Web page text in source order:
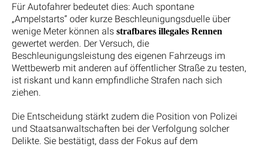
Für Autofahrer bedeutet dies: Auch spontane
„Ampelstarts“ oder kurze Beschleunigungsduelle über
wenige Meter können als strafbares illegales Rennen
gewertet werden. Der Versuch, die
Beschleunigungsleistung des eigenen Fahrzeugs im
Wettbewerb mit anderen auf öffentlicher Straße zu testen,
ist riskant und kann empfindliche Strafen nach sich
ziehen.
Die Entscheidung stärkt zudem die Position von Polizei
und Staatsanwaltschaften bei der Verfolgung solcher
Delikte. Sie bestätigt, dass der Fokus auf dem